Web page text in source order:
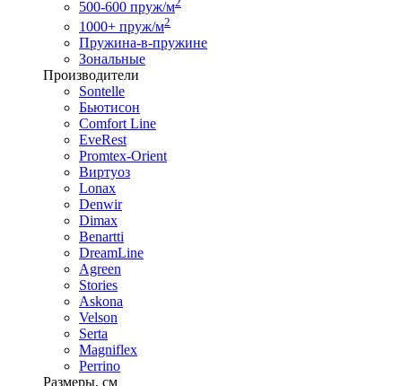
500-600 пруж/м
1000+ пруж/м2
Пружина-в-пружине
Зональные
Производители
Sontelle
Бьютисон
Comfort Line
EveRest
Promtex-Orient
Виртуоз
Lonax
Denwir
Dimax
Benartti
DreamLine
Agreen
Stories
Askona
Velson
Serta
Magniflex
Perrino
Размеры, см